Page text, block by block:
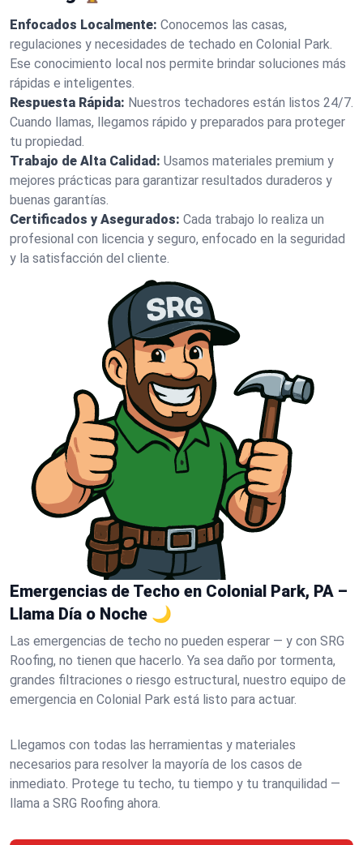
Enfocados Localmente: Conocemos las casas,
regulaciones y necesidades de techado en Colonial Park.
Ese conocimiento local nos permite brindar soluciones más
rápidas e inteligentes.
Respuesta Rápida: Nuestros techadores están listos 24/7.
Cuando llamas, llegamos rápido y preparados para proteger
tu propiedad.
Trabajo de Alta Calidad: Usamos materiales premium y
mejores prácticas para garantizar resultados duraderos y
buenas garantías.
Certificados y Asegurados: Cada trabajo lo realiza un
profesional con licencia y seguro, enfocado en la seguridad
y la satisfacción del cliente.
Emergencias de Techo en Colonial Park, PA –
Llama Día o Noche 🌙
Las emergencias de techo no pueden esperar — y con SRG
Roofing, no tienen que hacerlo. Ya sea daño por tormenta,
grandes filtraciones o riesgo estructural, nuestro equipo de
emergencia en Colonial Park está listo para actuar.
Llegamos con todas las herramientas y materiales
necesarios para resolver la mayoría de los casos de
inmediato. Protege tu techo, tu tiempo y tu tranquilidad —
llama a SRG Roofing ahora.